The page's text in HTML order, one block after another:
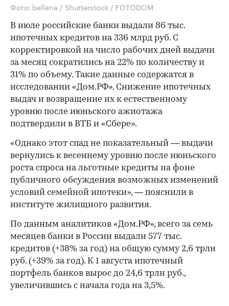
Фото: bellena / Shutterstock / FOTODOM
В июле российские банки выдали 86 тыс.
ипотечных кредитов на 336 млрд руб. С
корректировкой на число рабочих дней выдачи
за месяц сократились на 22% по количеству и
31% по объему. Такие данные содержатся в
исследовании «Дом.РФ». Снижение ипотечных
выдач и возвращение их к естественному
уровню после июньского ажиотажа
подтвердили в ВТБ и «Сбере».
«Однако этот спад не показательный — выдачи
вернулись к весеннему уровню после июньского
роста спроса на льготные кредиты на фоне
публичного обсуждения возможных изменений
условий семейной ипотеки», — пояснили в
институте жилищного развития.
По данным аналитиков «Дом.РФ», всего за семь
месяцев банки в России выдали 577 тыс.
кредитов (+38% за год) на общую сумму 2,6 трлн
руб. (+39% за год). К 1 августа ипотечный
портфель банков вырос до 24,6 трлн руб.,
увеличившись с начала года на 3,5%.